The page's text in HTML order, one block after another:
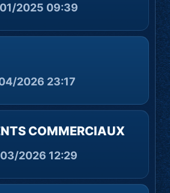
2025 09:39
2026 23:17
COMMERCIAUX
2026 12:29